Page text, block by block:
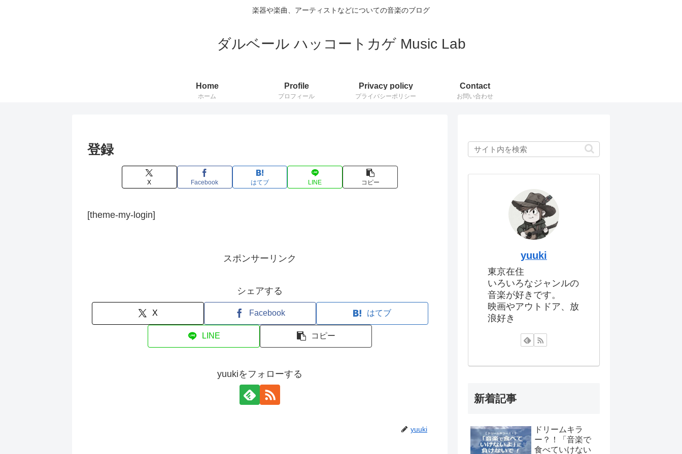
楽器や楽曲、アーティストなどについての音楽のブログ
ダルベール ハッコートカゲ Music Lab
Home
ホーム
Profile
プロフィール
Privacy policy
プライバシーポリシー
Contact
お問い合わせ
登録
X Facebook はてブ LINE コピー
[theme-my-login]
スポンサーリンク
シェアする
X Facebook はてブ
LINE コピー
yuukiをフォローする
yuuki
yuuki
東京在住
いろいろなジャンルの
音楽が好きです。
映画やアウトドア、放
浪好き
新着記事
ドリームキラ
ー？！「音楽で
食べていけない